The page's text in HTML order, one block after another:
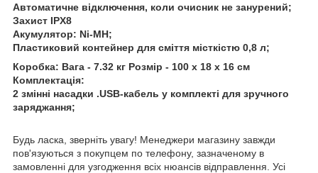
Автоматичне відключення, коли очисник не занурений;
Захист IPX8
Акумулятор: Ni-MH;
Пластиковий контейнер для сміття місткістю 0,8 л;
Коробка: Вага - 7.32 кг Розмір - 100 х 18 х 16 см
Комплектація:
2 змінні насадки .USB-кабель у комплекті для зручного
заряджання;
Будь ласка, зверніть увагу! Менеджери магазину завжди
пов'язуються з покупцем по телефону, зазначеному в
замовленні для узгодження всіх нюансів відправлення. Усі